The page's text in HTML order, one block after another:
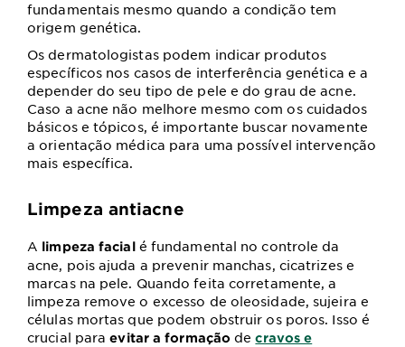
fundamentais mesmo quando a condição tem
origem genética.
Os dermatologistas podem indicar produtos
específicos nos casos de interferência genética e a
depender do seu tipo de pele e do grau de acne.
Caso a acne não melhore mesmo com os cuidados
básicos e tópicos, é importante buscar novamente
a orientação médica para uma possível intervenção
mais específica.
Limpeza antiacne
A limpeza facial é fundamental no controle da
acne, pois ajuda a prevenir manchas, cicatrizes e
marcas na pele. Quando feita corretamente, a
limpeza remove o excesso de oleosidade, sujeira e
células mortas que podem obstruir os poros. Isso é
crucial para evitar a formação decravos e